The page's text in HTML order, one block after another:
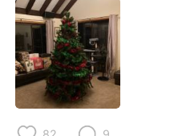
English
繁體中文
العربية